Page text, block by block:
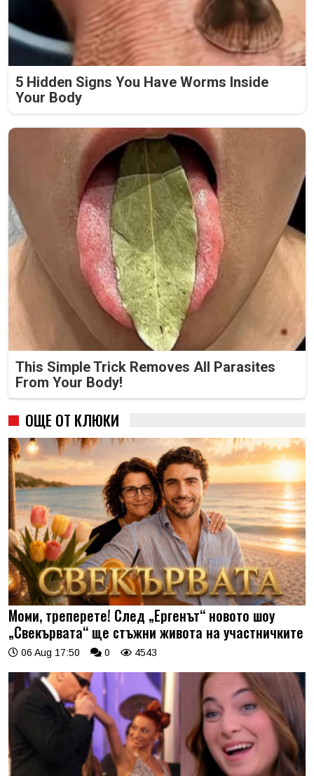
5 Hidden Signs You Have Worms Inside
Your Body
This Simple Trick Removes All Parasites
From Your Body!
ОЩЕ ОТ КЛЮКИ
Моми, треперете! След „Ергенът“ новото шоу
„Свекървата“ ще стъжни живота на участничките
06 Aug 17:50 0 4543